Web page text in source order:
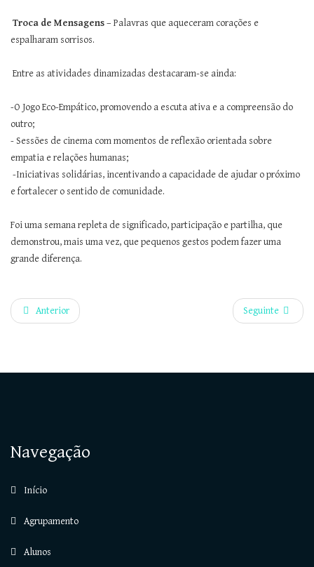
Troca de Mensagens– Palavras que aqueceram corações e
espalharam sorrisos.
Entre as atividades dinamizadas destacaram-se ainda:
-O Jogo Eco-Empático, promovendo a escuta ativa e a compreensão do
outro;
- Sessões de cinema com momentos de reflexão orientada sobre
empatia e relações humanas;
-Iniciativas solidárias, incentivando a capacidade de ajudar o próximo
e fortalecer o sentido de comunidade.
Foi uma semana repleta de significado, participação e partilha, que
demonstrou, mais uma vez, que pequenos gestos podem fazer uma
grande diferença.
Anterior Seguinte
Navegação
Início
Agrupamento
Alunos